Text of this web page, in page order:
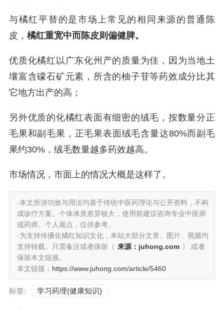
与橘红平替的是市场上常见的相同来源的普通陈
皮， 橘红重宽中而陈皮则偏健脾。
优质化橘红以广东化州产的质量为佳，因为当地土
壤富含礞石矿元素，所含的柚子苷等药效成分比其
它地方出产的高；
另外优质的化橘红表面有细密的绒毛，按数量分正
毛果和副毛果，正毛果表面绒毛含量达80%而副毛
果约30%，绒毛数量越多药效越高。
市场情况，市面上的情况大概是这样了。
·本文所涉功效与用法均基于传统中医药理论与公开资料，不构
成诊疗方案。个体体质差异较大，使用前建议咨询专业中医师
或药师。个人观点，仅供参考。
·为支持传播化橘红知识文化，本站大部分文章、图片、视频均
支持转载。只需备注或者保留（ 来源：juhong.com ）,或者
保留本文链接。
本文链接： https://www.juhong.com/article/5460
标签: 学习药理(健康知识)